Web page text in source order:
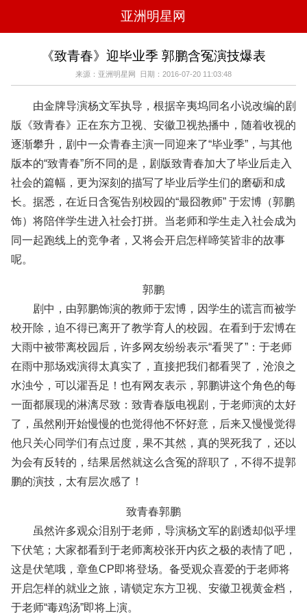
亚洲明星网
电影 电视 综艺
音乐
时尚
八卦 华人男明星
华人女明星
韩国男明星
欧美女明星
欧美男明星 泰国女明星 体育明星
《致青春》迎毕业季 郭鹏含冤演技爆表
来源：亚洲明星网 日期：2016-07-20 11:03:48
由金牌导演杨文军执导，根据辛夷坞同名小说改编的剧
版《致青春》正在东方卫视、安徽卫视热播中，随着收视的
逐渐攀升，剧中一众青春主演一同迎来了“毕业季”，与其他
版本的“致青春”所不同的是，剧版致青春加大了毕业后走入
社会的篇幅，更为深刻的描写了毕业后学生们的磨砺和成
长。据悉，在近日含冤告别校园的“最囧教师” 于宏博（郭鹏
饰）将陪伴学生进入社会打拼。当老师和学生走入社会成为
同一起跑线上的竞争者，又将会开启怎样啼笑皆非的故事
呢。
郭鹏
剧中，由郭鹏饰演的教师于宏博，因学生的谎言而被学
校开除，迫不得已离开了教学育人的校园。在看到于宏博在
大雨中被带离校园后，许多网友纷纷表示“看哭了”：于老师
在雨中那场戏演得太真实了，直接把我们都看哭了，沧浪之
水浊兮，可以濯吾足！也有网友表示，郭鹏讲这个角色的每
一面都展现的淋漓尽致：致青春版电视剧，于老师演的太好
了，虽然刚开始慢慢的也觉得他不怀好意，后来又慢慢觉得
他只关心同学们有点过度，果不其然，真的哭死我了，还以
为会有反转的，结果居然就这么含冤的辞职了，不得不提郭
鹏的演技，太有层次感了！
致青春郭鹏
虽然许多观众泪别于老师，导演杨文军的剧透却似乎埋
下伏笔；大家都看到于老师离校张开内疚之极的表情了吧，
这是伏笔哦，章鱼CP即将登场。备受观众喜爱的于老师将
开启怎样的就业之旅，请锁定东方卫视、安徽卫视黄金档，
于老师“毒鸡汤”即将上演。